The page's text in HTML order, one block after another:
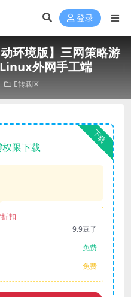
登录
环境版】三网策略游
外网手工端
E转载区
下载
限下载
扣
9.9豆子
免费
免费